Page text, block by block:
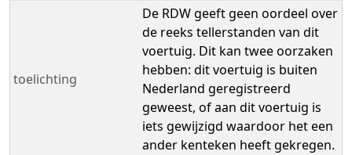
toelichting
De RDW geeft geen oordeel over
de reeks tellerstanden van dit
voertuig. Dit kan twee oorzaken
hebben: dit voertuig is buiten
Nederland geregistreerd
geweest, of aan dit voertuig is
iets gewijzigd waardoor het een
ander kenteken heeft gekregen.